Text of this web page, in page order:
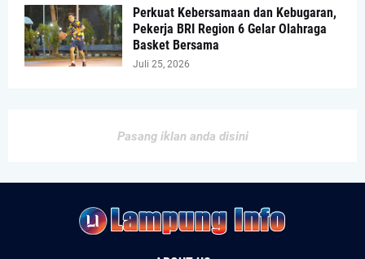
Perkuat Kebersamaan dan Kebugaran,
Pekerja BRI Region 6 Gelar Olahraga
Basket Bersama
Juli 25, 2026
Pasang iklan anda disini